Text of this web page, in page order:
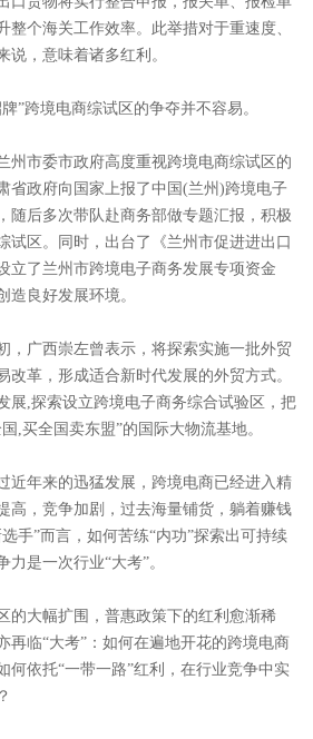
整个海关工作效率。此举措对于重速度、
说，意味着诸多红利。
”跨境电商综试区的争夺并不容易。
州市委市政府高度重视跨境电商综试区的
省政府向国家上报了中国(兰州)跨境电子
随后多次带队赴商务部做专题汇报，积极
试区。同时，出台了《兰州市促进进出口
立了兰州市跨境电子商务发展专项资金
造良好发展环境。
，广西崇左曾表示，将探索实施一批外贸
改革，形成适合新时代发展的外贸方式。
展,探索设立跨境电子商务综合试验区，把
,买全国卖东盟”的国际大物流基地。
近年来的迅猛发展，跨境电商已经进入精
高，竞争加剧，过去海量铺货，躺着赚钱
手”而言，如何苦练“内功”探索出可持续
是一次行业“大考”。
的大幅扩围，普惠政策下的红利愈渐稀
再临“大考”：如何在遍地开花的跨境电商
何依托“一带一路”红利，在行业竞争中实